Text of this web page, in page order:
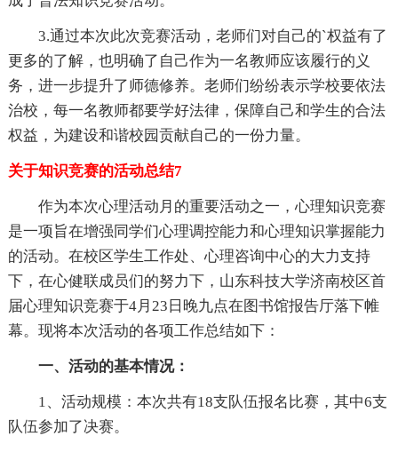
3.通过本次此次竞赛活动，老师们对自己的`权益有了
更多的了解，也明确了自己作为一名教师应该履行的义
务，进一步提升了师德修养。老师们纷纷表示学校要依法
治校，每一名教师都要学好法律，保障自己和学生的合法
权益，为建设和谐校园贡献自己的一份力量。
关于知识竞赛的活动总结7
作为本次心理活动月的重要活动之一，心理知识竞赛
是一项旨在增强同学们心理调控能力和心理知识掌握能力
的活动。在校区学生工作处、心理咨询中心的大力支持
下，在心健联成员们的努力下，山东科技大学济南校区首
届心理知识竞赛于4月23日晚九点在图书馆报告厅落下帷
幕。现将本次活动的各项工作总结如下：
一、活动的基本情况：
1、活动规模：本次共有18支队伍报名比赛，其中6支
队伍参加了决赛。